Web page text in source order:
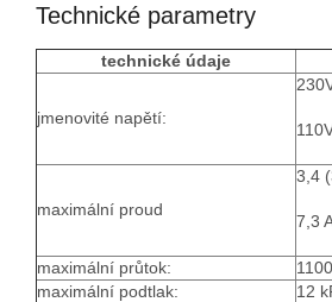
Technické parametry
technické údaje
jmenovité napětí:
maximální proud
3,4
7,3
maximální průtok:
maximální podtlak:
12